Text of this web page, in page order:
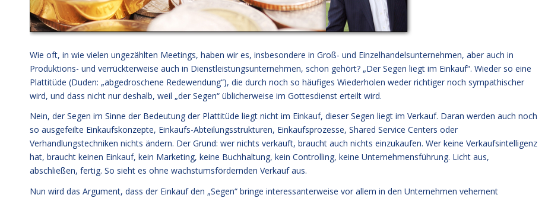
Wie oft, in wie vielen ungezählten Meetings, haben wir es, insbesondere in Groß- und Einzelhandelsunternehmen, aber auch in
Produktions- und verrückterweise auch in Dienstleistungsunternehmen, schon gehört? „Der Segen liegt im Einkauf“. Wieder so eine
Plattitüde (Duden: „abgedroschene Redewendung“), die durch noch so häufiges Wiederholen weder richtiger noch sympathischer
wird, und dass nicht nur deshalb, weil „der Segen“ üblicherweise im Gottesdienst erteilt wird.
Nein, der Segen im Sinne der Bedeutung der Plattitüde liegt nicht im Einkauf, dieser Segen liegt im Verkauf. Daran werden auch noch
so ausgefeilte Einkaufskonzepte, Einkaufs-Abteilungsstrukturen, Einkaufsprozesse, Shared Service Centers oder
Verhandlungstechniken nichts ändern. Der Grund: wer nichts verkauft, braucht auch nichts einzukaufen. Wer keine Verkaufsintelligenz
hat, braucht keinen Einkauf, kein Marketing, keine Buchhaltung, kein Controlling, keine Unternehmensführung. Licht aus,
abschließen, fertig. So sieht es ohne wachstumsfördernden Verkauf aus.
Nun wird das Argument, dass der Einkauf den „Segen“ bringe interessanterweise vor allem in den Unternehmen vehement